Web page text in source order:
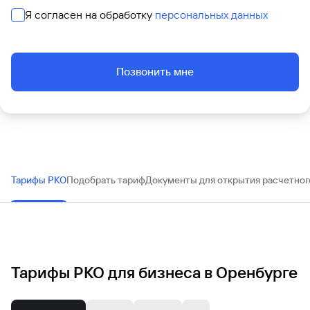
Я согласен на обработку персональных данных
Позвонить мне
Тарифы РКОПодобрать тарифДокументы для открытия
Тарифы РКО для бизнеса в Оренбурге
Основные документы